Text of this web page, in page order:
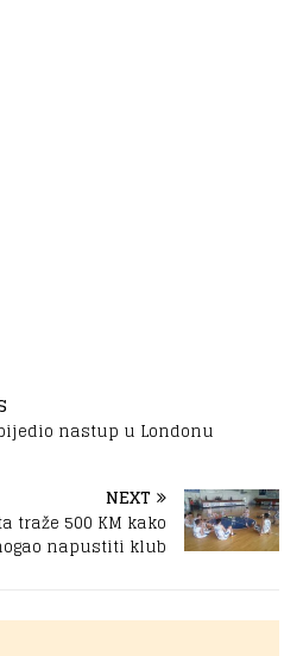
nastup u Londonu
NEXT
traže 500 KM kako
napustiti klub